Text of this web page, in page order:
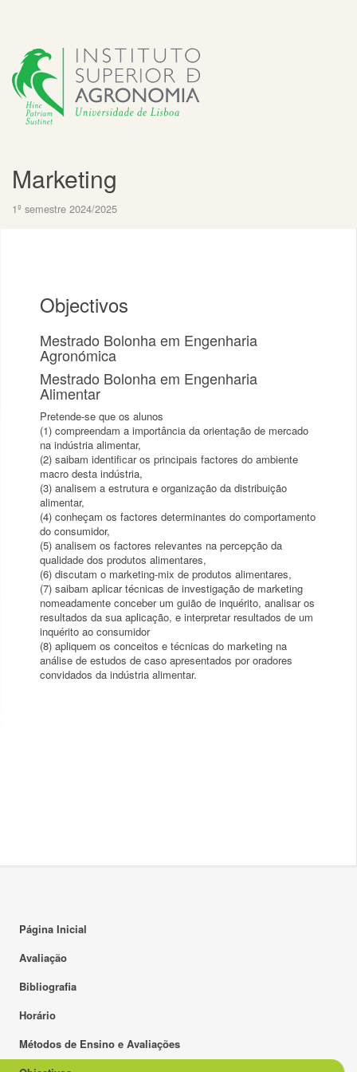
Marketing
1º semestre 2024/2025
Objectivos
Mestrado Bolonha em Engenharia
Agronómica
Mestrado Bolonha em Engenharia
Alimentar
Pretende-se que os alunos
(1) compreendam a importância da orientação de mercado
na indústria alimentar,
(2) saibam identificar os principais factores do ambiente
macro desta indústria,
(3) analisem a estrutura e organização da distribuição
alimentar,
(4) conheçam os factores determinantes do comportamento
do consumidor,
(5) analisem os factores relevantes na percepção da
qualidade dos produtos alimentares,
(6) discutam o marketing-mix de produtos alimentares,
(7) saibam aplicar técnicas de investigação de marketing
nomeadamente conceber um guião de inquérito, analisar os
resultados da sua aplicação, e interpretar resultados de um
inquérito ao consumidor
(8) apliquem os conceitos e técnicas do marketing na
análise de estudos de caso apresentados por oradores
convidados da indústria alimentar.
Página Inicial
Avaliação
Bibliografia
Horário
Métodos de Ensino e Avaliações